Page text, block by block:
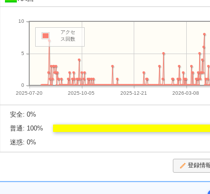
2025-07-20 2025-10-05 2025-12-21 2026-03-08
0
5
10
アクセ
ス回数
安全: 0%
普通: 100%
迷惑: 0%
登録情